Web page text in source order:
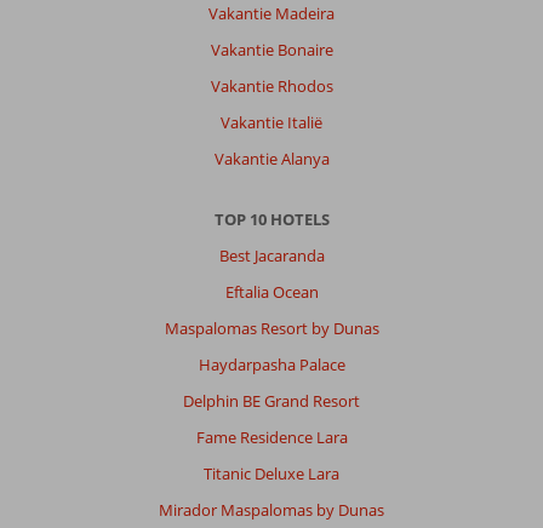
Vakantie Madeira
Vakantie Bonaire
Vakantie Rhodos
Vakantie Italië
Vakantie Alanya
TOP 10 HOTELS
Best Jacaranda
Eftalia Ocean
Maspalomas Resort by Dunas
Haydarpasha Palace
Delphin BE Grand Resort
Fame Residence Lara
Titanic Deluxe Lara
Mirador Maspalomas by Dunas